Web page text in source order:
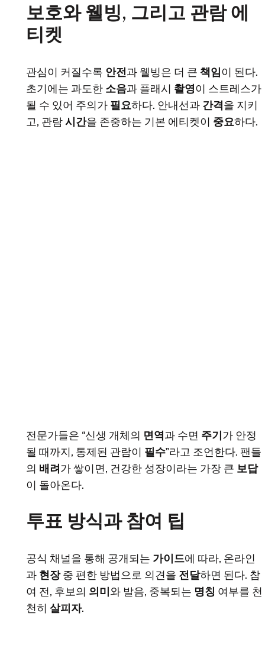
보호와 웰빙, 그리고 관람 에
티켓
관심이 커질수록 안전과 웰빙은 더 큰 책임이 된다.
초기에는 과도한 소음과 플래시 촬영이 스트레스가
될 수 있어 주의가 필요하다. 안내선과 간격을 지키
고, 관람시간을 존중하는 기본 에티켓이 중요하다.
전문가들은 “신생 개체의 면역과 수면 주기 가 안정
될 때까지, 통제된 관람이 필수”라고 조언한다. 팬들
의 배려 가 쌓이면, 건강한 성장이라는 가장 큰 보답
이 돌아온다.
투표 방식과 참여 팁
공식 채널을 통해 공개되는 가이드에 따라, 온라인
과 현장중 편한 방법으로 의견을 전달하면 된다. 참
여 전, 후보의 의미 와 발음, 중복되는 명칭 여부를 천
천히 살피자.